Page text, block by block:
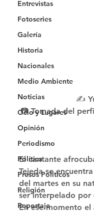
Entrevistas
Fotoseries
Galería
Historia
Nacionales
Medio Ambiente
Noticias
Ocio y Lugares
Opinión
Periodismo
Política
Presos Políticos
Religión
Reportaje
✍️
📷 Tomada del
El cantante
Tejeda se
del martes en su
ser interpelado por
En ese momento